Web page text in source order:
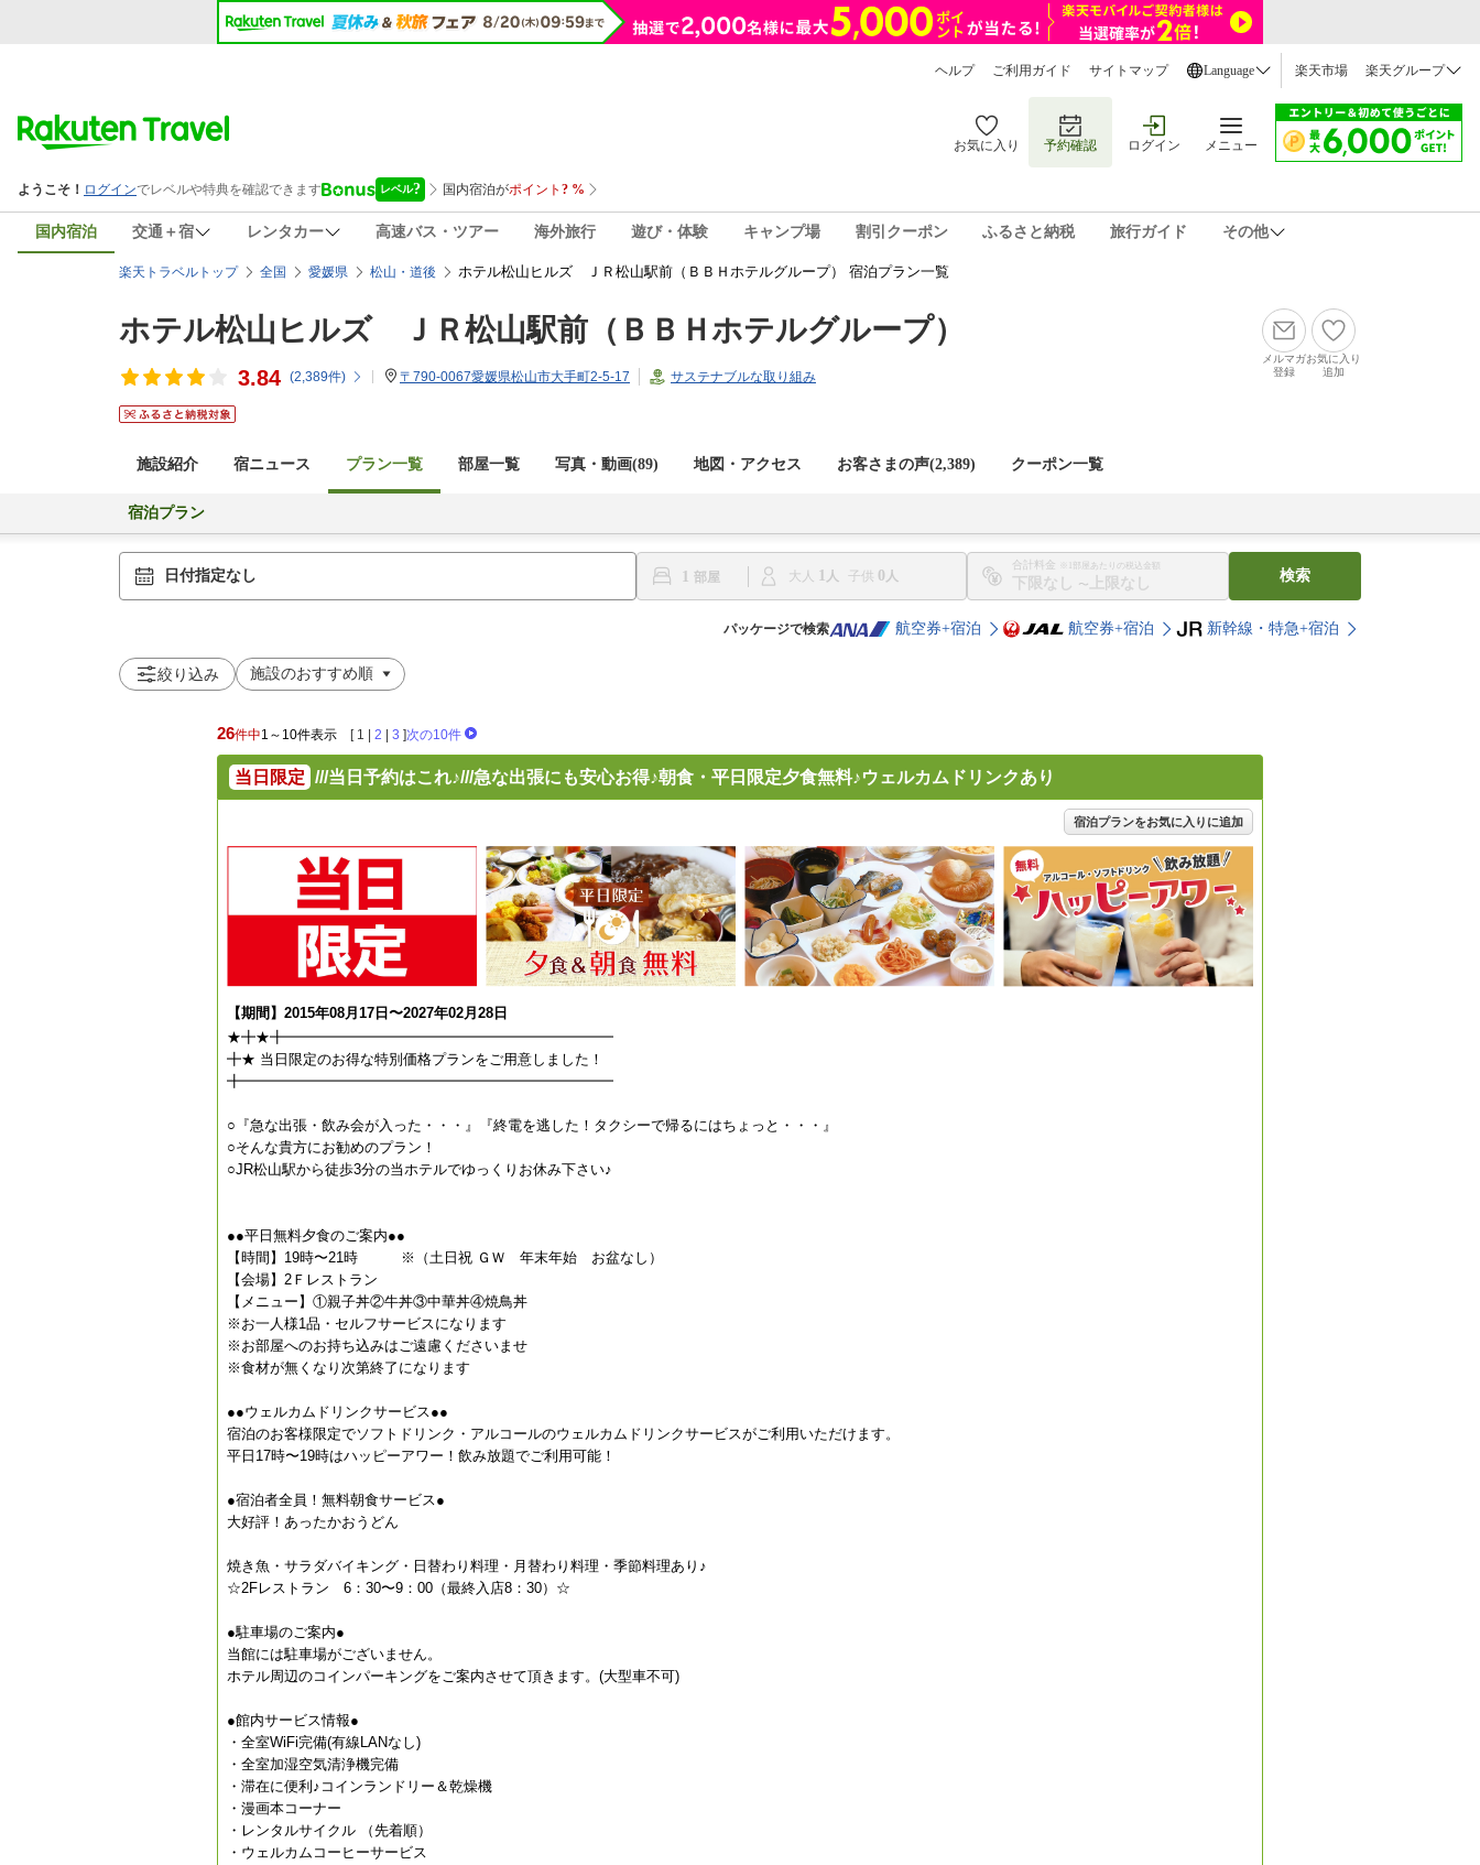
ヘルプ ご利用ガイド サイトマップ Language 楽天市場 楽天グループ
お気に入り 予約確認 ログイン メニュー
国内宿泊 交通＋宿 レンタカー 高速バス・ツアー 海外旅行 遊び・体験 キャンプ場 割引クーポン ふるさと納税 旅行ガイド その他
楽天トラベルトップ 全国 愛媛県 松山・道後 ホテル松山ヒルズ ＪＲ松山駅前（ＢＢＨホテルグループ） 宿泊プラン一覧
ホテル松山ヒルズ ＪＲ松山駅前（ＢＢＨホテルグループ）
3.84 (2,389件) 〒790-0067愛媛県松山市大手町2-5-17 サステナブルな取り組み
メルマガ
登録
お気に入り
追加
施設紹介 宿ニュース プラン一覧 部屋一覧 写真・動画(89) 地図・アクセス お客さまの声(2,389) クーポン一覧
宿泊プラン
日付指定なし 1 大人 1 子供 0
合計料金 ※1部屋あたりの税込金額
〜
検索
パッケージで検索 航空券+宿泊 航空券+宿泊 新幹線・特急+宿泊
絞り込み
26件中1～10件表示 [ 1 2 3 ]次の10件
当日限定 ///当日予約はこれ♪///急な出張にも安心お得♪朝食・平日限定夕食無料♪ウェルカムドリンクあり
宿泊プランをお気に入りに追加
【期間】2015年08月17日〜2027年02月28日
★╋★╋━━━━━━━━━━━━━━━━━━━━━━━
╋★ 当日限定のお得な特別価格プランをご用意しました！
╋━━━━━━━━━━━━━━━━━━━━━━━━━━
○『急な出張・飲み会が入った・・・』『終電を逃した！タクシーで帰るにはちょっと・・・』
○そんな貴方にお勧めのプラン！
○JR松山駅から徒歩3分の当ホテルでゆっくりお休み下さい♪
●●平日無料夕食のご案内●●
【時間】19時〜21時 ※（土日祝 ＧＷ 年末年始 お盆なし）
【会場】2Ｆレストラン
【メニュー】①親子丼②牛丼③中華丼④焼鳥丼
※お一人様1品・セルフサービスになります
※お部屋へのお持ち込みはご遠慮くださいませ
※食材が無くなり次第終了になります
●●ウェルカムドリンクサービス●●
宿泊のお客様限定でソフトドリンク・アルコールのウェルカムドリンクサービスがご利用いただけます。
平日17時〜19時はハッピーアワー！飲み放題でご利用可能！
●宿泊者全員！無料朝食サービス●
大好評！あったかおうどん
焼き魚・サラダバイキング・日替わり料理・月替わり料理・季節料理あり♪
☆2Fレストラン 6：30〜9：00（最終入店8：30）☆
●駐車場のご案内●
当館には駐車場がございません。
ホテル周辺のコインパーキングをご案内させて頂きます。(大型車不可)
●館内サービス情報●
・全室WiFi完備(有線LANなし)
・全室加湿空気清浄機完備
・滞在に便利♪コインランドリー＆乾燥機
・漫画本コーナー
・レンタルサイクル （先着順）
・ウェルカムコーヒーサービス